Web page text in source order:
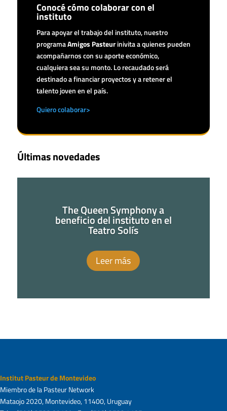
Conocé cómo colaborar con el
instituto
Para apoyar el trabajo del instituto, nuestro
programaAmigos Pasteur inivita a quienes pueden
acompañarnos con su aporte económico,
cualquiera sea su monto. Lo recaudado será
destinado a financiar proyectos y a retener el
talento joven en el país.
Quiero colaborar>
Últimas novedades
The Queen Symphony a
beneficio del instituto en el
Teatro Solís
Leer más
Institut Pasteur de Montevideo
Miembro de la Pasteur Network
Mataojo 2020, Montevideo, 11400, Uruguay